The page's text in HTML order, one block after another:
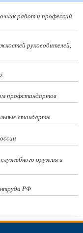
работ и профессий
руководителей,
профстандартов
стандарты
оружия и
РФ